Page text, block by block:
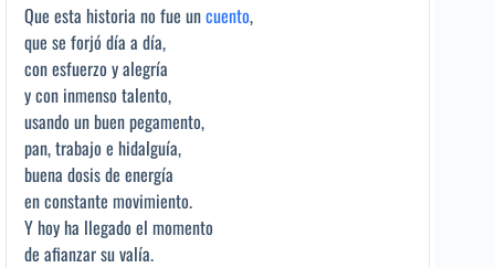
Que esta historia no fue uncuento,
que se forjó día a día,
con esfuerzo y alegría
y con inmenso talento,
usando un buen pegamento,
pan, trabajo e hidalguía,
buena dosis de energía
en constante movimiento.
Y hoy ha llegado el momento
de afianzar su valía.